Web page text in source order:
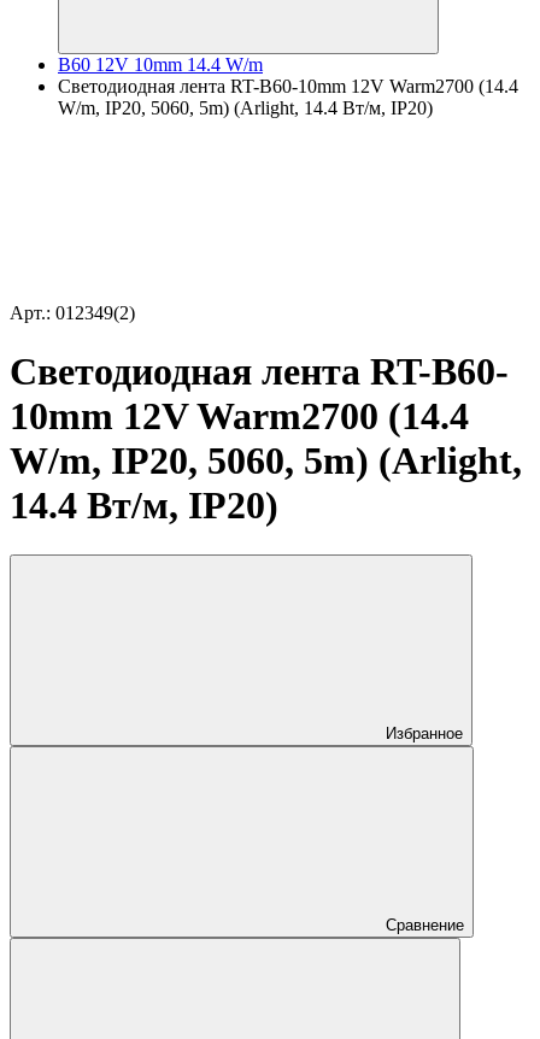
B60 12V 10mm 14.4 W/m
Светодиодная лента RT-B60-10mm 12V Warm2700 (14.4
W/m, IP20, 5060, 5m) (Arlight, 14.4 Вт/м, IP20)
Арт.: 012349(2)
Светодиодная лента RT-B60-
10mm 12V Warm2700 (14.4
W/m, IP20, 5060, 5m) (Arlight,
14.4 Вт/м, IP20)
Избранное
Сравнение